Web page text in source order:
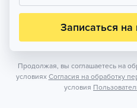
Записаться на
Продолжая, вы соглашаетесь на
условиях Согласия на обработку
условия